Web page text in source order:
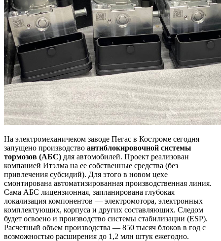
На электромеханичеком заводе Пегас в Костроме сегодня
запущено производство антиблокировочной системы
тормозов (АБС) для автомобилей. Проект реализован
компанией Итэлма на ее собственные средства (без
привлечения субсидий). Для этого в новом цехе
смонтирована автоматизированная производственная линия.
Сама АБС лицензионная, запланирована глубокая
локализация компонентов — электромотора, электронных
комплектующих, корпуса и других составляющих. Следом
будет освоено и производство системы стабилизации (ESP).
Расчетный объем производства — 850 тысяч блоков в год с
возможностью расширения до 1,2 млн штук ежегодно.